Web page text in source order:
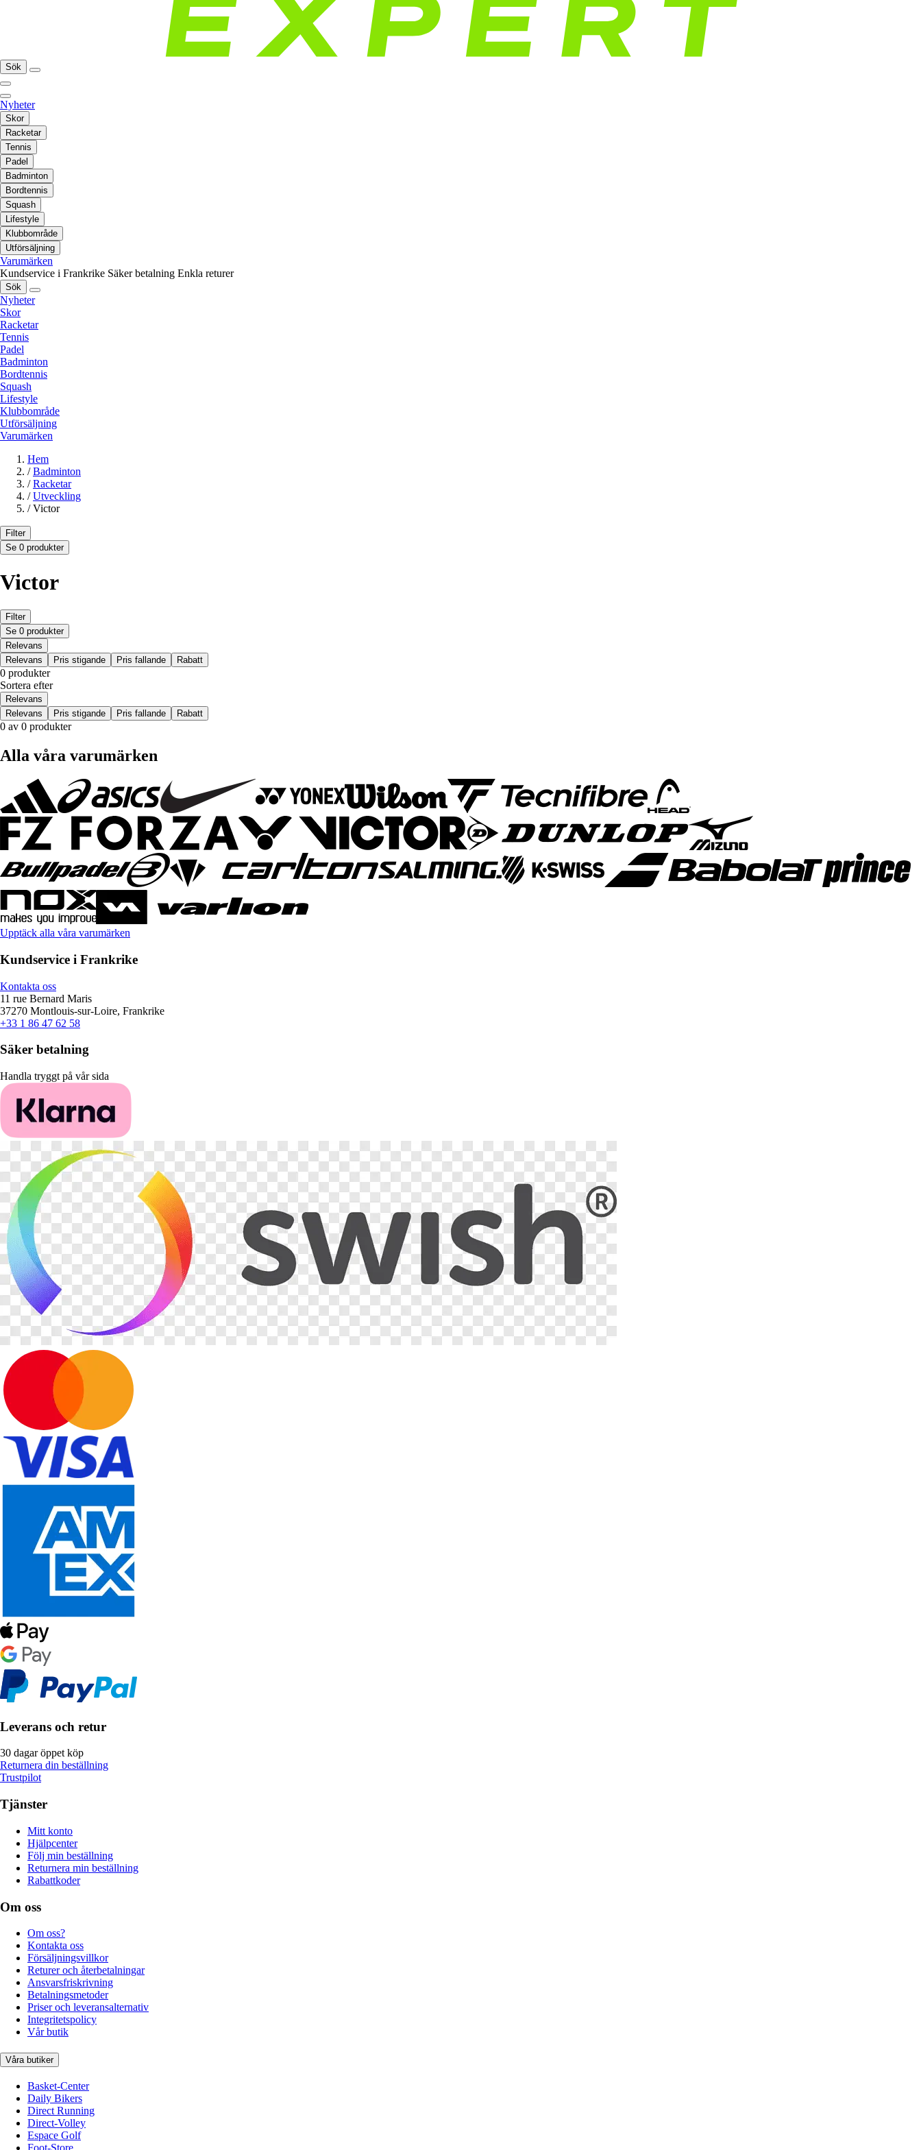
Sök
Nyheter
Skor
Racketar
Tennis
Padel
Badminton
Bordtennis
Squash
Lifestyle
Klubbområde
Utförsäljning
Varumärken
Kundservice i Frankrike Säker betalning Enkla returer
Sök
Nyheter
Skor
Racketar
Tennis
Padel
Badminton
Bordtennis
Squash
Lifestyle
Klubbområde
Utförsäljning
Varumärken
Hem
/ Badminton
/ Racketar
/ Utveckling
/ Victor
Filter
Se 0 produkter
Victor
Filter
Se 0 produkter
Relevans
Relevans
Pris stigande Pris fallande Rabatt
0 produkter
Sortera efter
Relevans
Relevans
Pris stigande Pris fallande Rabatt
0 av 0 produkter
Alla våra varumärken
Upptäck alla våra varumärken
Kundservice i Frankrike
Kontakta oss
11 rue Bernard Maris
37270 Montlouis-sur-Loire, Frankrike
+33 1 86 47 62 58
Säker betalning
Handla tryggt på vår sida
Leverans och retur
30 dagar öppet köp
Returnera din beställning
Trustpilot
Tjänster
Mitt konto
Hjälpcenter
Följ min beställning
Returnera min beställning
Rabattkoder
Om oss
Om oss?
Kontakta oss
Försäljningsvillkor
Returer och återbetalningar
Ansvarsfriskrivning
Betalningsmetoder
Priser och leveransalternativ
Integritetspolicy
Vår butik
Våra butiker
Basket-Center
Daily Bikers
Direct Running
Direct-Volley
Espace Golf
Foot-Store